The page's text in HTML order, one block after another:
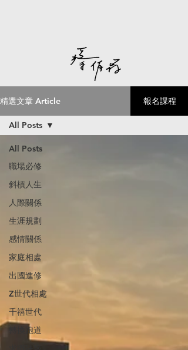
精選文章 Article
All Posts
職場必修
斜槓人生
人際關係
生涯規劃
感情關係
家庭相處
出國進修
Z世代相處
千禧世代
轉換跑道
All Posts
報名課程